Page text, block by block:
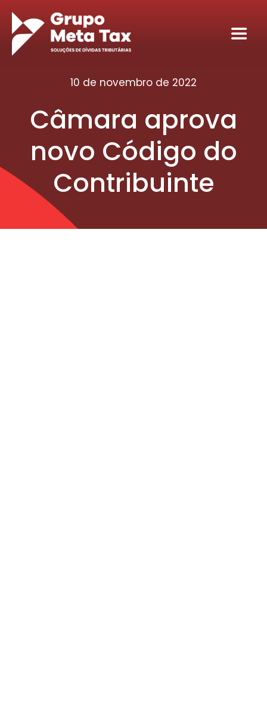
para
Sobre
Seja nosso sócio tributário
Conteúdos
10 de novembro de 2022
Câmara aprova
novo Código do
Contribuinte